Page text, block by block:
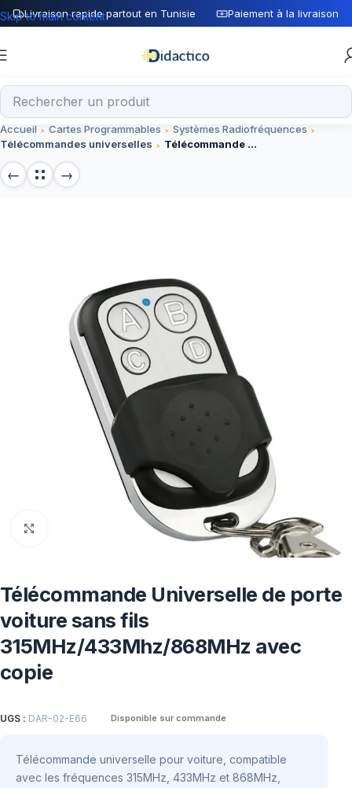
Livraison rapide partout en Tunisie Paiement à la livraison
Skip to main content
Accueil Cartes Programmables
Systèmes Radiofréquences
Télécommandes universelles
Télécommande Universelle de porte voiture sans fils 315MHz/433Mhz/868MHz avec copie
Télécommande Universelle de porte
voiture sans fils
315MHz/433Mhz/868MHz avec
copie
UGS : DAR-02-E66 Disponible sur commande
Télécommande universelle pour voiture, compatible
avec les fréquences 315MHz, 433MHz et 868MHz,